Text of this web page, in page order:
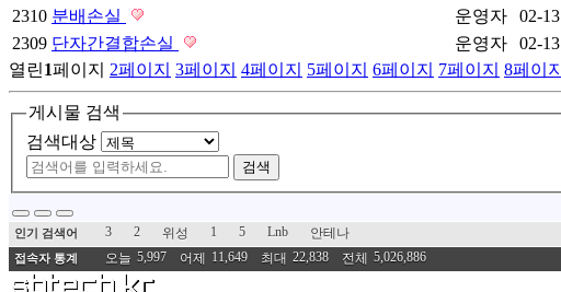
2310 분배손실 운영자 02-13
2309 단자간결합손실 운영자 02-13
열린1페이지 2페이지 3페이지 4페이지 5페이지 6페이지 7페이지 8페이지
게시물 검색
검색대상
검색
인기 검색어 3 2 위성 1 5 Lnb 안테나
접속자 통계 오늘 5,997 어제 11,649 최대 22,838 전체 5,026,886